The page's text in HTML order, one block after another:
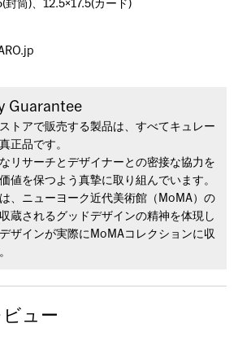
筒)、12.5×17.5(カード)
Guarantee
トアで販売する製品は、すべてキュレー
正品です。
リサーチとデザイナーとの密接な協力を
値を保つよう真摯に取り組んでいます。
、ニューヨーク近代美術館（MoMA）の
蔵されるグッドデザインの精神を体現し
ザインが実際にMoMAコレクションに収
ュー